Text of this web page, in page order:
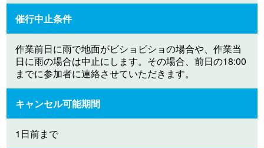
催行中止条件
作業前日に雨で地面がビショビショの場合や、作業当
日に雨の場合は中止にします。その場合、前日の18:00
までに参加者に連絡させていただきます。
キャンセル可能期間
1日前まで